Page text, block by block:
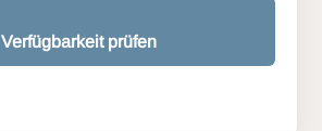
Verfügbarkeit prüfen